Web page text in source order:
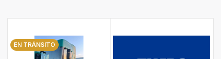
EN TRÁNSITO